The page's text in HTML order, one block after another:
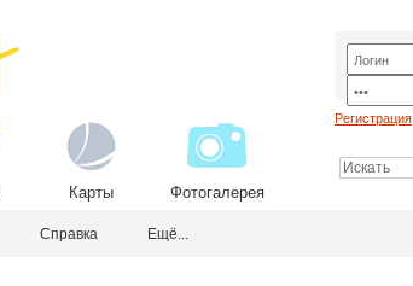
Карты Фотогалерея
Регистрация
Справка Ещё...